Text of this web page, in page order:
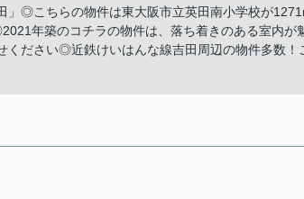
」◎こちらの物件は東大阪市立英田南小学校が
年築のコチラの物件は、落ち着きのある室内が
ださい◎近鉄けいはんな線吉田周辺の物件多数！